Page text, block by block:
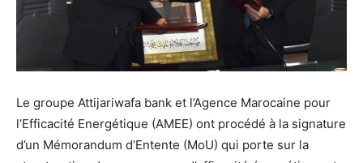
Le groupe Attijariwafa bank et l’Agence Marocaine pour
l’Efficacité Energétique (AMEE) ont procédé à la signature
d’un Mémorandum d’Entente (MoU) qui porte sur la